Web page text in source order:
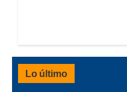
Lo último